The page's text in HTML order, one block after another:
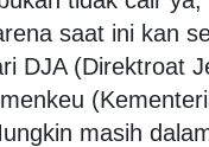
saat ini kan
DJA (Direktroat
masih